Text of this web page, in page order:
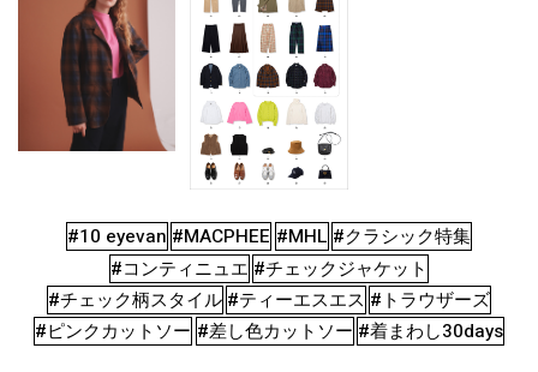
#10 eyevan #MACPHEE #MHL #クラシック特集
#コンティニュエ #チェックジャケット
#チェック柄スタイル #ティーエスエス #トラウザーズ
#ピンクカットソー #差し色カットソー #着まわし30days